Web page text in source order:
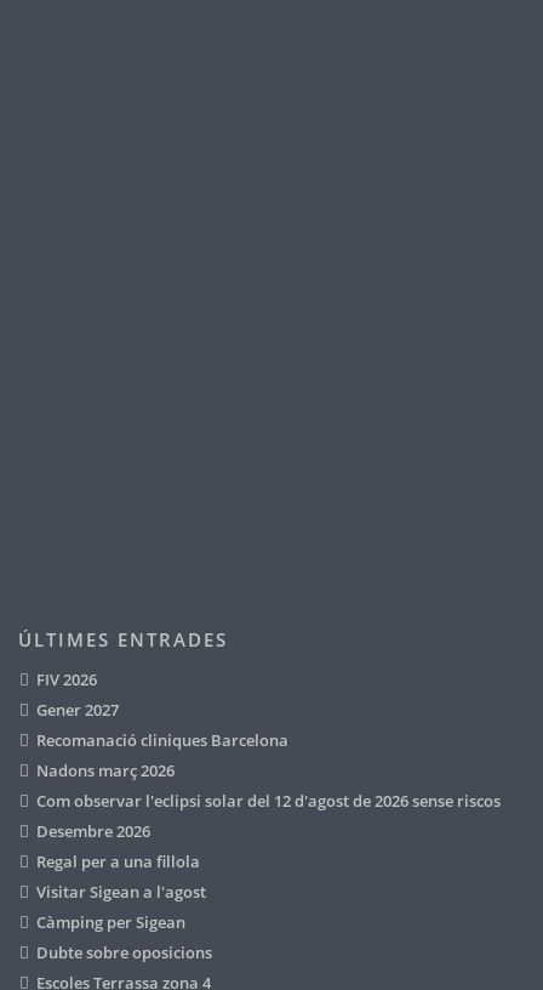
ÚLTIMES ENTRADES
FIV 2026
Gener 2027
Recomanació cliniques Barcelona
Nadons març 2026
Com observar l'eclipsi solar del 12 d'agost de 2026 sense riscos
Desembre 2026
Regal per a una fillola
Visitar Sigean a l'agost
Càmping per Sigean
Dubte sobre oposicions
Escoles Terrassa zona 4